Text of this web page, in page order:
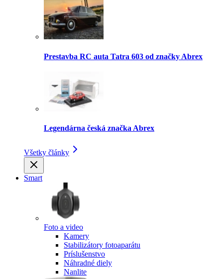
Prestavba RC auta Tatra 603 od značky Abrex
Legendárna česká značka Abrex
Všetky články
Smart
Foto a video
Kamery
Stabilizátory fotoaparátu
Príslušenstvo
Náhradné diely
Nanlite